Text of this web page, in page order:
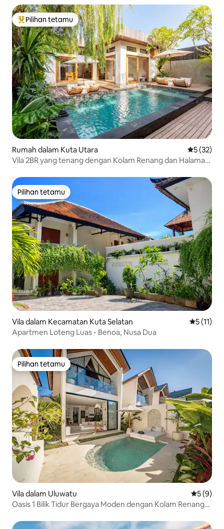
Pilihan utama tetamu
Pilihan tetamu
Rumah dalam Kuta Utara
5 (32)
Vila 2BR yang tenang dengan Kolam Renang dan Halaman
Pilihan tetamu
Pilihan tetamu
Vila dalam Kecamatan Kuta Selatan
5 (11)
Apartmen Loteng Luas - Benoa, Nusa Dua
Pilihan tetamu
Pilihan tetamu
Vila dalam Uluwatu
5 (9)
Oasis 1 Bilik Tidur Bergaya Moden dengan Kolam Renang